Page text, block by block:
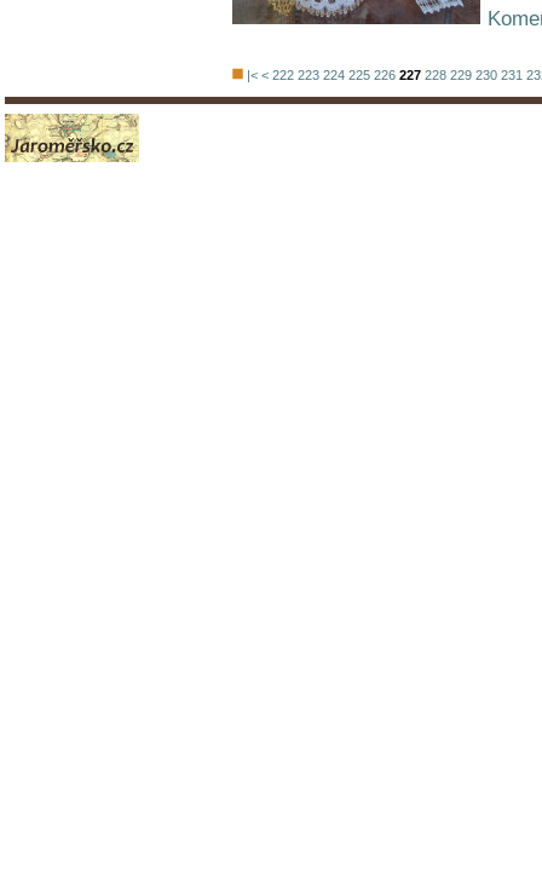
|< < 222 223 224 225 226 227 228 229 230 231